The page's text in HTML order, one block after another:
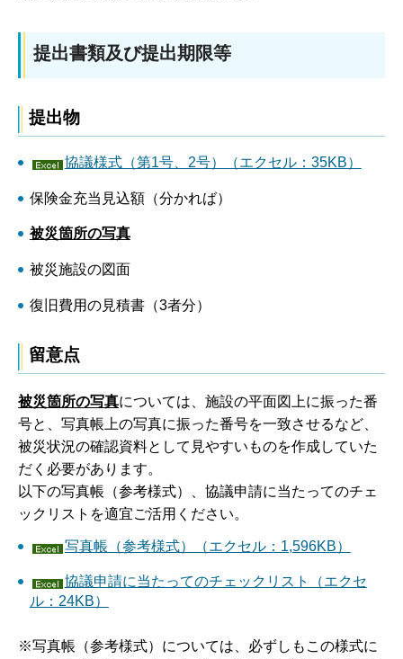
提出書類及び提出期限等
提出物
協議様式（第1号、2号）（エクセル：35KB）
保険金充当見込額（分かれば）
被災箇所の写真
被災施設の図面
復旧費用の見積書（3者分）
留意点
被災箇所の写真については、施設の平面図上に振った番
号と、写真帳上の写真に振った番号を一致させるなど、
被災状況の確認資料として見やすいものを作成していた
だく必要があります。
以下の写真帳（参考様式）、協議申請に当たってのチェ
ックリストを適宜ご活用ください。
写真帳（参考様式）（エクセル：1,596KB）
協議申請に当たってのチェックリスト（エクセ
ル：24KB）
※写真帳（参考様式）については、必ずしもこの様式に